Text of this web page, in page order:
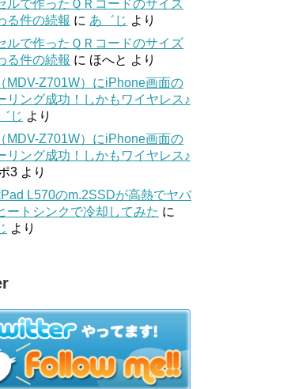
ルで作ったＱＲコードのサイズ
る件の続報 に あ゛じ より
ルで作ったＱＲコードのサイズ
る件の続報 に ほへと より
MDV-Z701W）にiPhone画面の
リング成功！しかもワイヤレス♪
じ より
MDV-Z701W）にiPhone画面の
リング成功！しかもワイヤレス♪
3 より
L570のm.2SSDが高熱でヤバ
ートシンクで冷却してみた に
より